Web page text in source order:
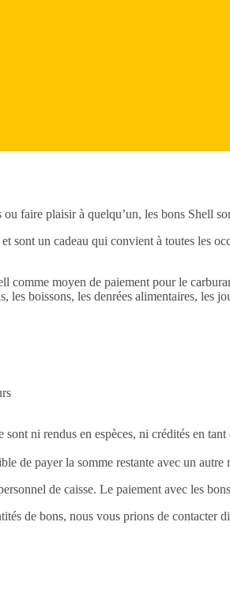
faire plaisir à quelqu’un, les bons Shell
sont un cadeau qui convient à toutes les
comme moyen de paiement pour le
boissons, les denrées alimentaires, les
ni rendus en espèces, ni crédités en
de payer la somme restante avec un
de caisse. Le paiement avec les
de bons, nous vous prions de contacter